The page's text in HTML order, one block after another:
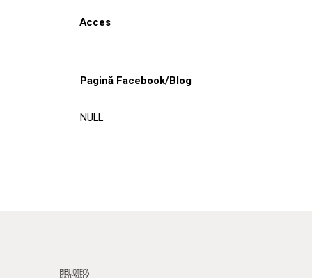
Acces
Pagină Facebook/Blog
NULL